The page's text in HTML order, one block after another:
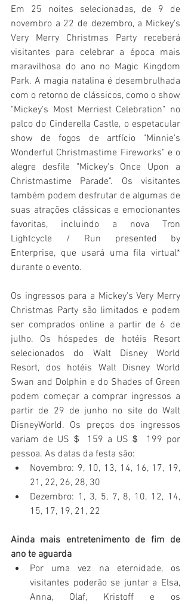
Em 25 noites selecionadas, de 9 de
novembro a 22 de dezembro, a Mickey's
Very Merry Christmas Party receberá
visitantes para celebrar a época mais
maravilhosa do ano no Magic Kingdom
Park. A magia natalina é desembrulhada
com o retorno de clássicos, como o show
"Mickey's Most Merriest Celebration" no
palco do Cinderella Castle, o espetacular
show de fogos de artfício "Minnie's
Wonderful Christmastime Fireworks" e o
alegre desfile "Mickey's Once Upon a
Christmastime Parade". Os visitantes
também podem desfrutar de algumas de
suas atrações clássicas e emocionantes
favoritas, incluindo a nova Tron
Lightcycle / Run presented by
Enterprise, que usará uma fila virtual*
durante o evento.
Os ingressos para a Mickey's Very Merry
Christmas Party são limitados e podem
ser comprados online a partir de 6 de
julho. Os hóspedes de hotéis Resort
selecionados do Walt Disney World
Resort, dos hotéis Walt Disney World
Swan and Dolphin e do Shades of Green
podem começar a comprar ingressos a
partir de 29 de junho no site do Walt
DisneyWorld. Os preços dos ingressos
variam de US＄ 159 a US＄ 199 por
pessoa. As datas da festa são:
Novembro: 9, 10, 13, 14, 16, 17, 19,
21, 22, 26, 28, 30
Dezembro: 1, 3, 5, 7, 8, 10, 12, 14,
15, 17, 19, 21, 22
Ainda mais entretenimento de fim de
ano te aguarda
Por uma vez na eternidade, os
visitantes poderão se juntar a Elsa,